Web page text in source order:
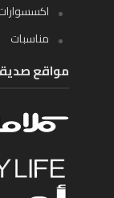
مناسبات
مواقع